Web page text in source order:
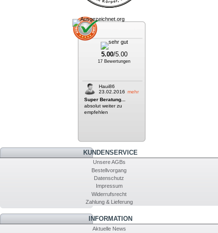
5.00/5.00
17 Bewertungen
Haui86
23.02.2016 mehr
Super Beratung...
absolut weiter zu
empfehlen
KUNDENSERVICE
Unsere AGBs
Bestellvorgang
Datenschutz
Impressum
Widerrufsrecht
Zahlung & Lieferung
INFORMATION
Aktuelle News